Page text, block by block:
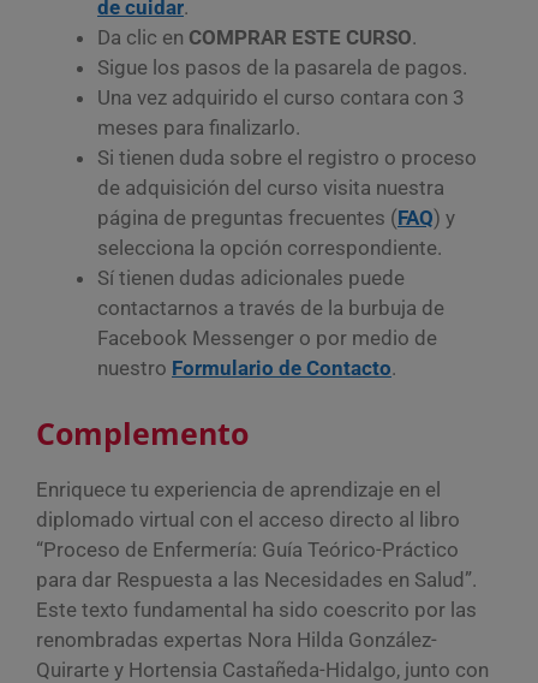
de cuidar.
Da clic en COMPRAR ESTE CURSO.
Sigue los pasos de la pasarela de pagos.
Una vez adquirido el curso contara con 3
meses para finalizarlo.
Si tienen duda sobre el registro o proceso
de adquisición del curso visita nuestra
página de preguntas frecuentes (FAQ) y
selecciona la opción correspondiente.
Sí tienen dudas adicionales puede
contactarnos a través de la burbuja de
Facebook Messenger o por medio de
nuestro Formulario de Contacto.
Complemento
Enriquece tu experiencia de aprendizaje en el
diplomado virtual con el acceso directo al libro
“Proceso de Enfermería: Guía Teórico-Práctico
para dar Respuesta a las Necesidades en Salud”.
Este texto fundamental ha sido coescrito por las
renombradas expertas Nora Hilda González-
Quirarte y Hortensia Castañeda-Hidalgo, junto con